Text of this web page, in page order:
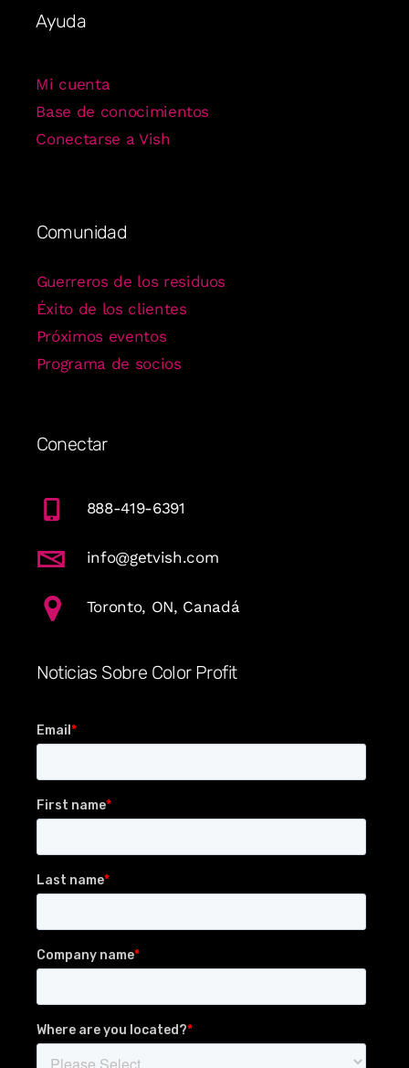
Ayuda
Mi cuenta
Base de conocimientos
Conectarse a Vish
Comunidad
Guerreros de los residuos
Éxito de los clientes
Próximos eventos
Programa de socios
Conectar
888-419-6391
info@getvish.com
Toronto, ON, Canadá
Noticias Sobre Color Profit